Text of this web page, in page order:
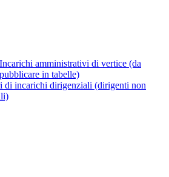
Incarichi amministrativi di vertice (da
pubblicare in tabelle)
di incarichi dirigenziali (dirigenti non